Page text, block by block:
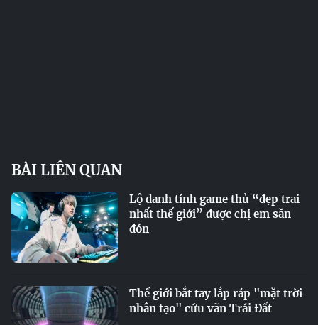
BÀI LIÊN QUAN
Lộ danh tính game thủ “đẹp trai
nhất thế giới” được chị em săn
đón
Thế giới bắt tay lắp ráp "mặt trời
nhân tạo" cứu vãn Trái Đất